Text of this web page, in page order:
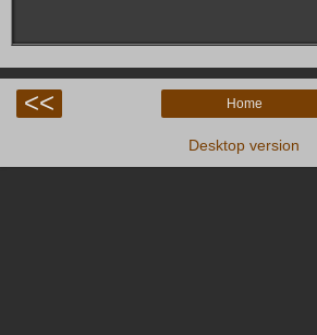
<< Home
Desktop version